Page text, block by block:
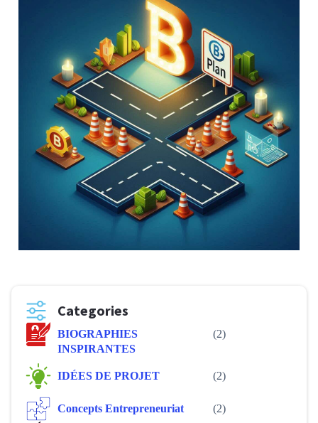
Categories
BIOGRAPHIES
INSPIRANTES
(2)
IDÉES DE PROJET (2)
Concepts Entrepreneuriat (2)